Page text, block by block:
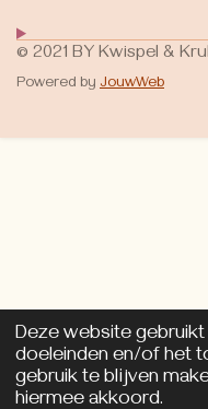
Deze website
doeleinden en/of het
gebruik te blijven
hiermee akkoord.
© 2021 BY Kwispel & Krul
Powered by JouwWeb